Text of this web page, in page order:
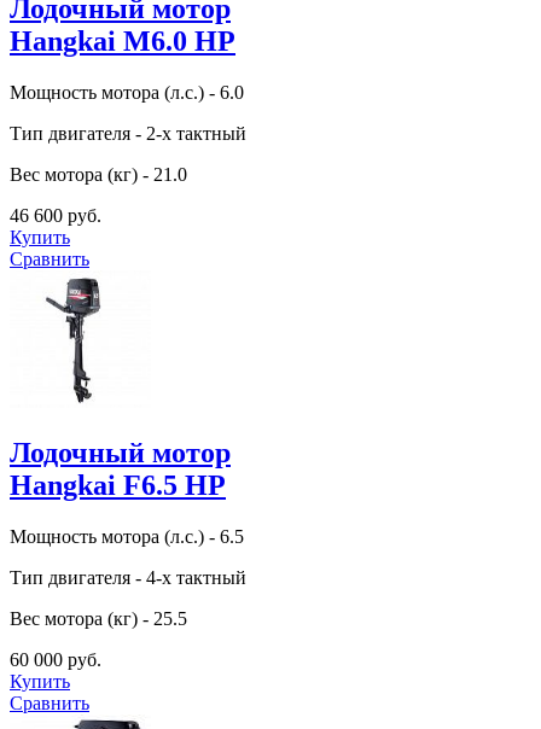
Лодочный мотор
Hangkai M6.0 HP
Мощность мотора (л.с.) - 6.0
Тип двигателя - 2-х тактный
Вес мотора (кг) - 21.0
46 600 руб.
Купить
Сравнить
Лодочный мотор
Hangkai F6.5 HP
Мощность мотора (л.с.) - 6.5
Тип двигателя - 4-х тактный
Вес мотора (кг) - 25.5
60 000 руб.
Купить
Сравнить